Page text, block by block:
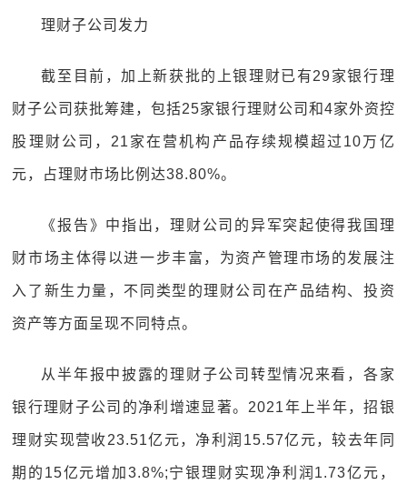
理财子公司发力
截至目前，加上新获批的上银理财已有29家银行理
财子公司获批筹建，包括25家银行理财公司和4家外资控
股理财公司，21家在营机构产品存续规模超过10万亿
元，占理财市场比例达38.80%。
《报告》中指出，理财公司的异军突起使得我国理
财市场主体得以进一步丰富，为资产管理市场的发展注
入了新生力量，不同类型的理财公司在产品结构、投资
资产等方面呈现不同特点。
从半年报中披露的理财子公司转型情况来看，各家
银行理财子公司的净利增速显著。2021年上半年，招银
理财实现营收23.51亿元，净利润15.57亿元，较去年同
期的15亿元增加3.8%;宁银理财实现净利润1.73亿元，